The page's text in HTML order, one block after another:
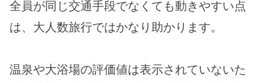
全員が同じ交通手段でなくても動きやすい点
は、大人数旅行ではかなり助かります。
温泉や大浴場の評価値は表示されていないた